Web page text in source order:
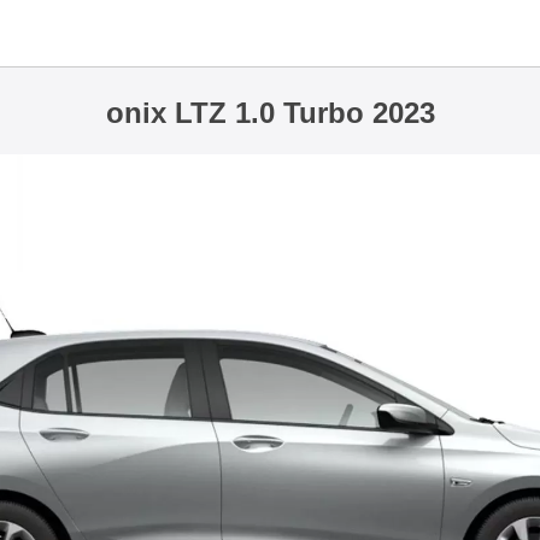
onix LTZ 1.0 Turbo 2023